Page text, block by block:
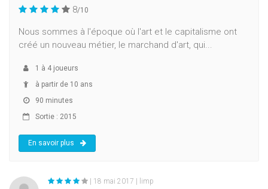
8/10
Nous sommes à l'époque où l'art et le capitalisme ont
créé un nouveau métier, le marchand d'art, qui...
1 à 4 joueurs
à partir de 10 ans
90 minutes
Sortie : 2015
En savoir plus
| 18 mai 2017 | limp